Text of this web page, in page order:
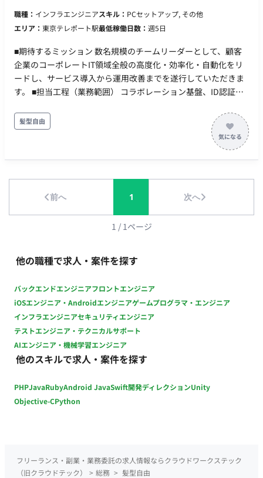
職種： インフラエンジニアスキル： PCセットアップ, その他
エリア： 東京テレポート駅最低稼働日数： 週5日
■期待するミッション 数名規模のチームリーダーとして、顧客
企業のコーポレートIT領域全般の高度化・効率化・自動化をリ
ードし、サービス導入から運用改善までを遂行していただきま
す。 ■担当工程（業務範囲） コラボレーション基盤、ID認証基
およびアプリケーション更新管理 PowerShell等を用いた各種運
用自動化ツールの開発 社内ユーザーサポートおよびヘルプデス
現場との調整、課題解決の推進 ■チーム体制 数名規模のチーム
顧客側：週次定例MTG、課題や依頼に関する随時コミュニケー
ション ■開発環境（言語、FW、DB、インフラ、ツール） OS・
基盤: Windows, Mac, Active Directory, Microsoft Entra ID グル
ュリティ・管理: Microsoft Intune, Microsoft Defender, Skysea
Client View スクリプト・自動化: PowerShell, Google Apps
Apps） コミュニケーション: Microsoft Teams, メール ■開発フ
ェーズと予定 基盤の導入・設定から構築、運用、継続的な自動
化・改善フェーズまで幅広く対応予定です。 ■案件の魅力 構築
や運用だけでなく、現場の課題発見から自動化ツールの開発、
業務改善の提案・設計まで幅広く携わることができます。主体
的かつリーダーシップを発揮して成果を出せるやりがいのある
ト（週2日出社 / 週3日リモート想定のハイブリッド勤務） MTG
頻度：日次・週次共有、顧客定例（週1回想定） コミュニケー
否） 勤務時間：平日 9:30～18:00 時間外勤務・休日稼働：原則
なし
髪型自由
前へ 1 次へ
1 / 1ページ
他の職種で求人・案件を探す
バックエンドエンジニアフロントエンジニア
iOSエンジニア・Androidエンジニアゲームプログラマ・エンジニア
インフラエンジニアセキュリティエンジニア
テストエンジニア・テクニカルサポート
AIエンジニア・機械学習エンジニア
他のスキルで求人・案件を探す
PHPJavaRubyAndroid JavaSwift開発ディレクションUnity
Objective-CPython
フリーランス・副業・業務委託の求人情報ならクラウドワークステック
（旧クラウドテック）
> 総務 > 髪型自由